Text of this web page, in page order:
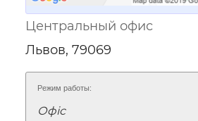
Центральный офис
Львов, 79069
Режим работы:
Офіс